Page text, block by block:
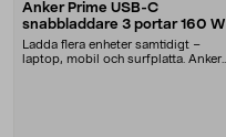
Anker Prime USB-C
snabbladdare 3 portar 160 W
Ladda flera enheter samtidigt –
laptop, mobil och surfplatta. Anker